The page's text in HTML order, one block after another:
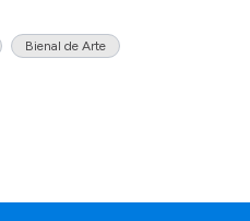
Bienal de Arte